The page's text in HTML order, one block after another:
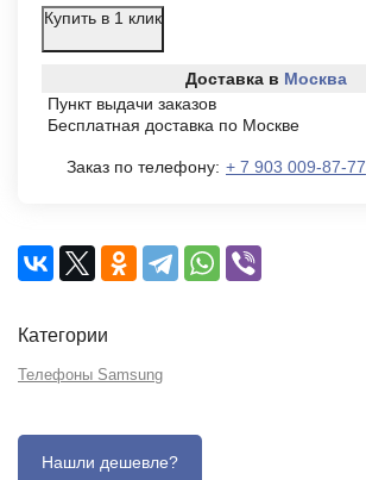
Купить в 1 клик
Доставка в Москва
Пункт выдачи заказов
Бесплатная доставка по Москве
Заказ по телефону: + 7 903 009-87-77
Категории
Телефоны Samsung